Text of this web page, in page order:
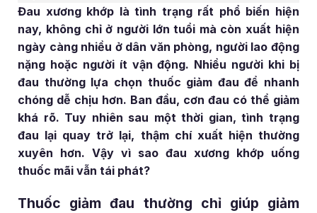
Đau xương khớp là tình trạng rất phổ biến hiện
nay, không chỉ ở người lớn tuổi mà còn xuất hiện
ngày càng nhiều ở dân văn phòng, người lao động
nặng hoặc người ít vận động. Nhiều người khi bị
đau thường lựa chọn thuốc giảm đau để nhanh
chóng dễ chịu hơn. Ban đầu, cơn đau có thể giảm
khá rõ. Tuy nhiên sau một thời gian, tình trạng
đau lại quay trở lại, thậm chí xuất hiện thường
xuyên hơn. Vậy vì sao đau xương khớp uống
thuốc mãi vẫn tái phát?
Thuốc giảm đau thường chỉ giúp giảm